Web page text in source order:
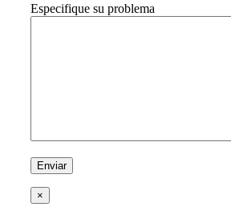
Especifique su problema
×